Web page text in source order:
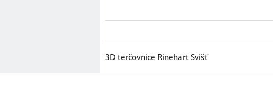
3D terčovnice Rinehart Svišť